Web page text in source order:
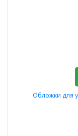
Обложки для